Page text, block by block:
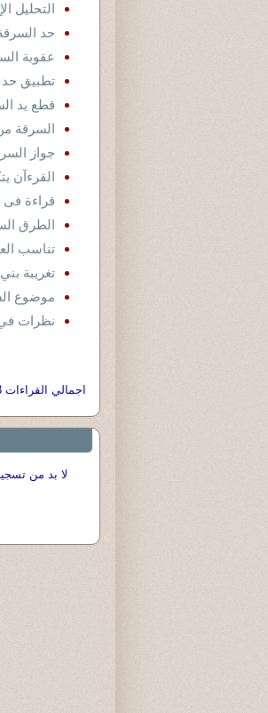
التحليل
حد
عقوبة
تطبيق
قطع يد
السرقة
جواز
القرءآن
قراءة فى
الطرق
تناسب
تغريبة بني إسرائيل 4 -
موضوع
نظرات
اجمالي القراءات 6413
لا بد من